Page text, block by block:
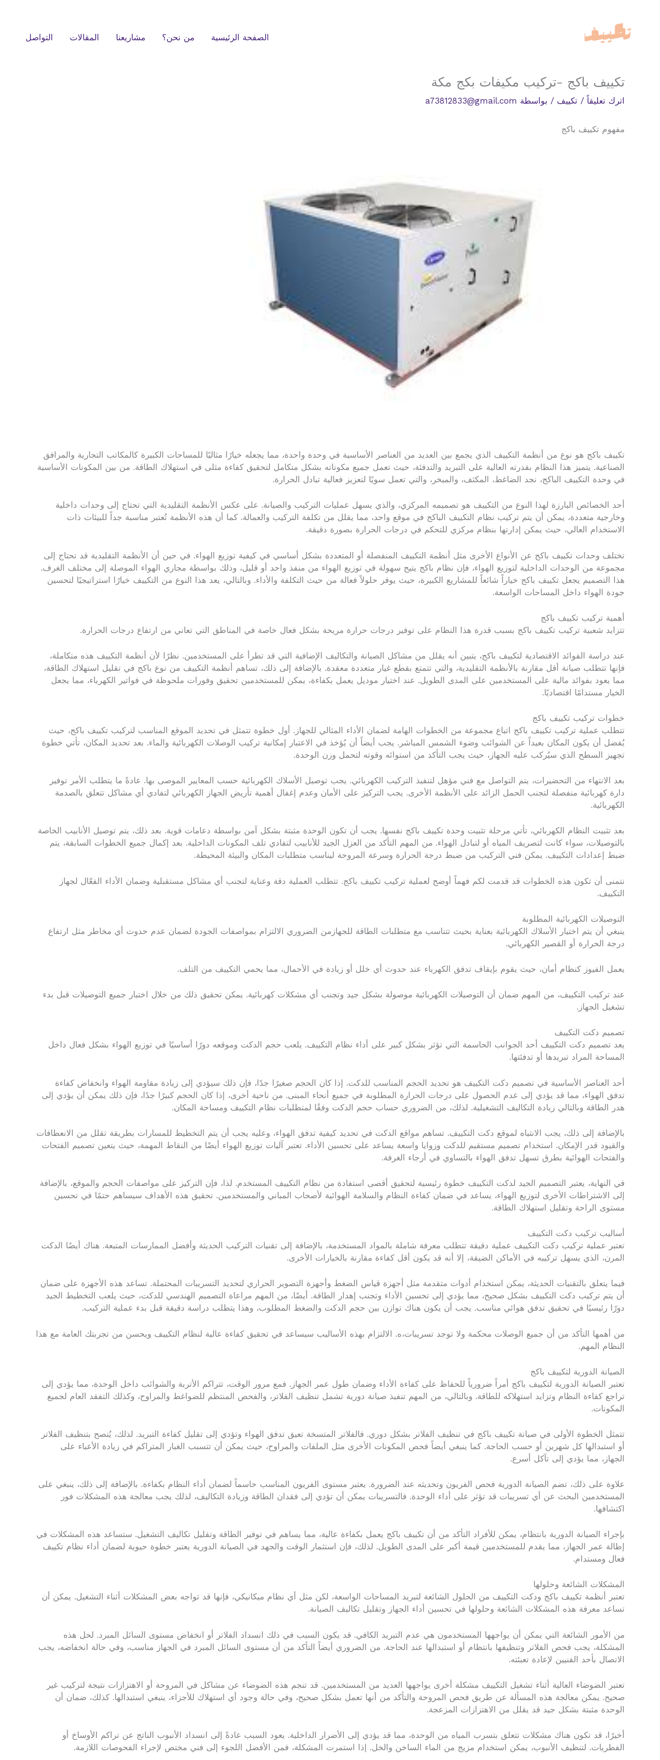
الصفحة الرئيسية من نحن؟ مشاريعنا المقالات التواصل
تكييف باكج -تركيب مكيفات بكج مكة
اترك تعليقاً / تكييف / بواسطة a73812833@gmail.com
مفهوم تكييف باكج
تكييف باكج هو نوع من أنظمة التكييف الذي يجمع بين العديد من العناصر الأساسية في وحدة واحدة، مما يجعله خيارًا مثاليًا للمساحات الكبيرة كالمكاتب التجارية والمرافق
الصناعية. يتميز هذا النظام بقدرته العالية على التبريد والتدفئة، حيث تعمل جميع مكوناته بشكل متكامل لتحقيق كفاءة مثلى في استهلاك الطاقة. من بين المكونات الأساسية
في وحدة التكييف الباكج، نجد الضاغط، المكثف، والمبخر، والتي تعمل سويًا لتعزيز فعالية تبادل الحرارة.
أحد الخصائص البارزة لهذا النوع من التكييف هو تصميمه المركزي، والذي يسهل عمليات التركيب والصيانة. على عكس الأنظمة التقليدية التي تحتاج إلى وحدات داخلية
وخارجية متعددة، يمكن أن يتم تركيب نظام التكييف الباكج في موقع واحد، مما يقلل من تكلفة التركيب والعمالة. كما أن هذه الأنظمة تُعتبر مناسبة جداً للبيئات ذات
الاستخدام العالي، حيث يمكن إدارتها بنظام مركزي للتحكم في درجات الحرارة بصورة دقيقة.
تختلف وحدات تكييف باكج عن الأنواع الأخرى مثل أنظمة التكييف المنفصلة أو المتعددة بشكل أساسي في كيفية توزيع الهواء. في حين أن الأنظمة التقليدية قد تحتاج إلى
مجموعة من الوحدات الداخلية لتوزيع الهواء، فإن نظام باكج يتيح سهولة في توزيع الهواء من منفذ واحد أو قليل، وذلك بواسطة مجاري الهواء الموصلة إلى مختلف الغرف.
هذا التصميم يجعل تكييف باكج خياراً شائعاً للمشاريع الكبيرة، حيث يوفر حلولاً فعالة من حيث التكلفة والأداء. وبالتالي، يعد هذا النوع من التكييف خيارًا استراتيجيًا لتحسين
جودة الهواء داخل المساحات الواسعة.
أهمية تركيب تكييف باكج
تتزايد شعبية تركيب تكييف باكج بسبب قدرة هذا النظام على توفير درجات حرارة مريحة بشكل فعال خاصة في المناطق التي تعاني من ارتفاع درجات الحرارة.
عند دراسة الفوائد الاقتصادية لتكييف باكج، يتبين أنه يقلل من مشاكل الصيانة والتكاليف الإضافية التي قد تطرأ على المستخدمين. نظرًا لأن أنظمة التكييف هذه متكاملة،
فإنها تتطلب صيانة أقل مقارنة بالأنظمة التقليدية، والتي تتمتع بقطع غيار متعددة معقدة. بالإضافة إلى ذلك، تساهم أنظمة التكييف من نوع باكج في تقليل استهلاك الطاقة،
مما يعود بفوائد مالية على المستخدمين على المدى الطويل. عند اختيار موديل يعمل بكفاءة، يمكن للمستخدمين تحقيق وفورات ملحوظة في فواتير الكهرباء، مما يجعل
الخيار مستدامًا اقتصاديًا.
خطوات تركيب تكييف باكج
تتطلب عملية تركيب تكييف باكج اتباع مجموعة من الخطوات الهامة لضمان الأداء المثالي للجهاز. أول خطوة تتمثل في تحديد الموقع المناسب لتركيب تكييف باكج، حيث
يُفضل أن يكون المكان بعيداً عن الشوائب وضوء الشمس المباشر. يجب أيضاً أن يُؤخذ في الاعتبار إمكانية تركيب الوصلات الكهربائية والماء. بعد تحديد المكان، تأتي خطوة
تجهيز السطح الذي سيُركب عليه الجهاز، حيث يجب التأكد من استوائه وقوته لتحمل وزن الوحدة.
بعد الانتهاء من التحضيرات، يتم التواصل مع فني مؤهل لتنفيذ التركيب الكهربائي. يجب توصيل الأسلاك الكهربائية حسب المعايير الموصى بها. عادةً ما يتطلب الأمر توفير
دارة كهربائية منفصلة لتجنب الحمل الزائد على الأنظمة الأخرى. يجب التركيز على الأمان وعدم إغفال أهمية تأريض الجهاز الكهربائي لتفادي أي مشاكل تتعلق بالصدمة
الكهربائية.
بعد تثبيت النظام الكهربائي، تأتي مرحلة تثبيت وحدة تكييف باكج نفسها. يجب أن تكون الوحدة مثبتة بشكل آمن بواسطة دعامات قوية. بعد ذلك، يتم توصيل الأنابيب الخاصة
بالتوصيلات، سواء كانت لتصريف المياه أو لتبادل الهواء. من المهم التأكد من العزل الجيد للأنابيب لتفادي تلف المكونات الداخلية. بعد إكمال جميع الخطوات السابقة، يتم
ضبط إعدادات التكييف. يمكن فني التركيب من ضبط درجة الحرارة وسرعة المروحة ليناسب متطلبات المكان والبيئة المحيطة.
نتمنى أن تكون هذه الخطوات قد قدمت لكم فهماً أوضح لعملية تركيب تكييف باكج. تتطلب العملية دقة وعناية لتجنب أي مشاكل مستقبلية وضمان الأداء الفعّال لجهاز
التكييف.
التوصيلات الكهربائية المطلوبة
ينبغي أن يتم اختيار الأسلاك الكهربائية بعناية بحيث تتناسب مع متطلبات الطاقة للجهازمن الضروري الالتزام بمواصفات الجودة لضمان عدم حدوث أي مخاطر مثل ارتفاع
درجة الحرارة أو القصير الكهربائي.
يعمل الفيوز كنظام أمان، حيث يقوم بإيقاف تدفق الكهرباء عند حدوث أي خلل أو زيادة في الأحمال، مما يحمي التكييف من التلف.
عند تركيب التكييف، من المهم ضمان أن التوصيلات الكهربائية موصولة بشكل جيد وتجنب أي مشكلات كهربائية. يمكن تحقيق ذلك من خلال اختبار جميع التوصيلات قبل بدء
تشغيل الجهاز.
تصميم دكت التكييف
يعد تصميم دكت التكييف أحد الجوانب الحاسمة التي تؤثر بشكل كبير على أداء نظام التكييف. يلعب حجم الدكت وموقعه دورًا أساسيًا في توزيع الهواء بشكل فعال داخل
المساحة المراد تبريدها أو تدفئتها.
أحد العناصر الأساسية في تصميم دكت التكييف هو تحديد الحجم المناسب للدكت. إذا كان الحجم صغيرًا جدًا، فإن ذلك سيؤدي إلى زيادة مقاومة الهواء وانخفاض كفاءة
تدفق الهواء، مما قد يؤدي إلى عدم الحصول على درجات الحرارة المطلوبة في جميع أنحاء المبنى. من ناحية أخرى، إذا كان الحجم كبيرًا جدًا، فإن ذلك يمكن أن يؤدي إلى
هدر الطاقة وبالتالي زيادة التكاليف التشغيلية. لذلك، من الضروري حساب حجم الدكت وفقًا لمتطلبات نظام التكييف ومساحة المكان.
بالإضافة إلى ذلك، يجب الانتباه لموقع دكت التكييف. تساهم مواقع الدكت في تحديد كيفية تدفق الهواء، وعليه يجب أن يتم التخطيط للمسارات بطريقة تقلل من الانعطافات
والقيود قدر الإمكان. استخدام تصميم مستقيم للدكت وزوايا واسعة يساعد على تحسين الأداء. تعتبر آليات توزيع الهواء أيضًا من النقاط المهمة، حيث يتعين تصميم الفتحات
والفتحات الهوائية بطرق تسهل تدفق الهواء بالتساوي في أرجاء الغرفة.
في النهاية، يعتبر التصميم الجيد لدكت التكييف خطوة رئيسية لتحقيق أقصى استفادة من نظام التكييف المستخدم. لذا، فإن التركيز على مواصفات الحجم والموقع، بالإضافة
إلى الاشتراطات الأخرى لتوزيع الهواء، يساعد في ضمان كفاءة النظام والسلامة الهوائية لأصحاب المباني والمستخدمين. تحقيق هذه الأهداف سيساهم حتمًا في تحسين
مستوى الراحة وتقليل استهلاك الطاقة.
أساليب تركيب دكت التكييف
تعتبر عملية تركيب دكت التكييف عملية دقيقة تتطلب معرفة شاملة بالمواد المستخدمة، بالإضافة إلى تقنيات التركيب الحديثة وأفضل الممارسات المتبعة. هناك أيضًا الدكت
المرن، الذي يسهل تركيبه في الأماكن الضيقة، إلا أنه قد يكون أقل كفاءة مقارنة بالخيارات الأخرى.
فيما يتعلق بالتقنيات الحديثة، يمكن استخدام أدوات متقدمة مثل أجهزة قياس الضغط وأجهزة التصوير الحراري لتحديد التسريبات المحتملة. تساعد هذه الأجهزة على ضمان
أن يتم تركيب دكت التكييف بشكل صحيح، مما يؤدي إلى تحسين الأداء وتجنب إهدار الطاقة. أيضًا، من المهم مراعاة التصميم الهندسي للدكت، حيث يلعب التخطيط الجيد
دورًا رئيسيًا في تحقيق تدفق هوائي مناسب. يجب أن يكون هناك توازن بين حجم الدكت والضغط المطلوب، وهذا يتطلب دراسة دقيقة قبل بدء عملية التركيب.
من أهمها التأكد من أن جميع الوصلات محكمة ولا توجد تسريبات،ه. الالتزام بهذه الأساليب سيساعد في تحقيق كفاءة عالية لنظام التكييف ويحسن من تجربتك العامة مع هذا
النظام المهم.
الصيانة الدورية لتكييف باكج
تعتبر الصيانة الدورية لتكييف باكج أمراً ضرورياً للحفاظ على كفاءة الأداء وضمان طول عمر الجهاز. فمع مرور الوقت، تتراكم الأتربة والشوائب داخل الوحدة، مما يؤدي إلى
تراجع كفاءة النظام وتزايد استهلاكه للطاقة. وبالتالي، من المهم تنفيذ صيانة دورية تشمل تنظيف الفلاتر، والفحص المنتظم للضواغط والمراوح، وكذلك التفقد العام لجميع
المكونات.
تتمثل الخطوة الأولى في صيانة تكييف باكج في تنظيف الفلاتر بشكل دوري. فالفلاتر المتسخة تعيق تدفق الهواء وتؤدي إلى تقليل كفاءة التبريد. لذلك، يُنصح بتنظيف الفلاتر
أو استبدالها كل شهرين أو حسب الحاجة. كما ينبغي أيضاً فحص المكونات الأخرى مثل الملفات والمراوح، حيث يمكن أن تتسبب الغبار المتراكم في زيادة الأعباء على
الجهاز، مما يؤدي إلى تآكل أسرع.
علاوة على ذلك، تضم الصيانة الدورية فحص الفريون وتحديثه عند الضرورة. يعتبر مستوى الفريون المناسب حاسماً لضمان أداء النظام بكفاءة. بالإضافة إلى ذلك، ينبغي على
المستخدمين البحث عن أي تسريبات قد تؤثر على أداء الوحدة. فالتسريبات يمكن أن تؤدي إلى فقدان الطاقة وزيادة التكاليف، لذلك يجب معالجة هذه المشكلات فور
اكتشافها.
بإجراء الصيانة الدورية بانتظام، يمكن للأفراد التأكد من أن تكييف باكج يعمل بكفاءة عالية، مما يساهم في توفير الطاقة وتقليل تكاليف التشغيل. ستساعد هذه المشكلات في
إطالة عمر الجهاز، مما يقدم للمستخدمين قيمة أكبر على المدى الطويل. لذلك، فإن استثمار الوقت والجهد في الصيانة الدورية يعتبر خطوة حيوية لضمان أداء نظام تكييف
فعال ومستدام.
المشكلات الشائعة وحلولها
تعتبر أنظمة تكييف باكج ودكت التكييف من الحلول الشائعة لتبريد المساحات الواسعة، لكن مثل أي نظام ميكانيكي، فإنها قد تواجه بعض المشكلات أثناء التشغيل. يمكن أن
تساعد معرفة هذه المشكلات الشائعة وحلولها في تحسين أداء الجهاز وتقليل تكاليف الصيانة.
من الأمور الشائعة التي يمكن أن يواجهها المستخدمون هي عدم التبريد الكافي. قد يكون السبب في ذلك انسداد الفلاتر أو انخفاض مستوى السائل المبرد. لحل هذه
المشكلة، يجب فحص الفلاتر وتنظيفها بانتظام أو استبدالها عند الحاجة. من الضروري أيضاً التأكد من أن مستوى السائل المبرد في الجهاز مناسب، وفي حالة انخفاضه، يجب
الاتصال بأحد الفنيين لإعادة تعبئته.
تعتبر الضوضاء العالية أثناء تشغيل التكييف مشكلة أخرى يواجهها العديد من المستخدمين. قد تنجم هذه الضوضاء عن مشاكل في المروحة أو الاهتزازات نتيجة لتركيب غير
صحيح. يمكن معالجة هذه المسألة عن طريق فحص المروحة والتأكد من أنها تعمل بشكل صحيح، وفي حالة وجود أي استهلاك للأجزاء، ينبغي استبدالها. كذلك، ضمان أن
الوحدة مثبتة بشكل جيد قد يقلل من الاهتزازات المزعجة.
أخيرًا، قد تكون هناك مشكلات تتعلق بتسرب المياه من الوحدة، مما قد يؤدي إلى الأضرار الداخلية. يعود السبب عادةً إلى انسداد الأنبوب الناتج عن تراكم الأوساخ أو
الفطريات. لتنظيف الأنبوب، يمكن استخدام مزيج من الماء الساخن والخل. إذا استمرت المشكلة، فمن الأفضل اللجوء إلى فني مختص لإجراء الفحوصات اللازمة.